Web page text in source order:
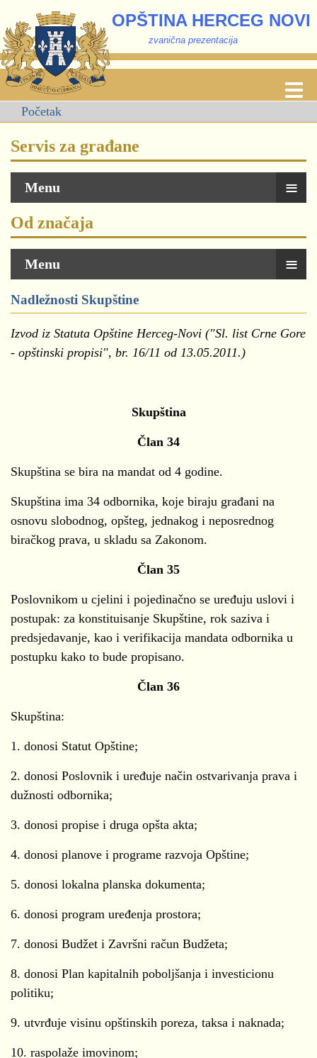
OPŠTINA HERCEG NOVI
zvanična prezentacija
Početak
Servis za građane
Menu ≡
Od značaja
Menu ≡
Nadležnosti Skupštine
Izvod iz Statuta Opštine Herceg-Novi ("Sl. list Crne Gore
- opštinski propisi", br. 16/11 od 13.05.2011.)
Skupština
Član 34
Skupština se bira na mandat od 4 godine.
Skupština ima 34 odbornika, koje biraju građani na
osnovu slobodnog, opšteg, jednakog i neposrednog
biračkog prava, u skladu sa Zakonom.
Član 35
Poslovnikom u cjelini i pojedinačno se uređuju uslovi i
postupak: za konstituisanje Skupštine, rok saziva i
predsjedavanje, kao i verifikacija mandata odbornika u
postupku kako to bude propisano.
Član 36
Skupština:
1. donosi Statut Opštine;
2. donosi Poslovnik i uređuje način ostvarivanja prava i
dužnosti odbornika;
3. donosi propise i druga opšta akta;
4. donosi planove i programe razvoja Opštine;
5. donosi lokalna planska dokumenta;
6. donosi program uređenja prostora;
7. donosi Budžet i Završni račun Budžeta;
8. donosi Plan kapitalnih poboljšanja i investicionu
politiku;
9. utvrđuje visinu opštinskih poreza, taksa i naknada;
10. raspolaže imovinom;